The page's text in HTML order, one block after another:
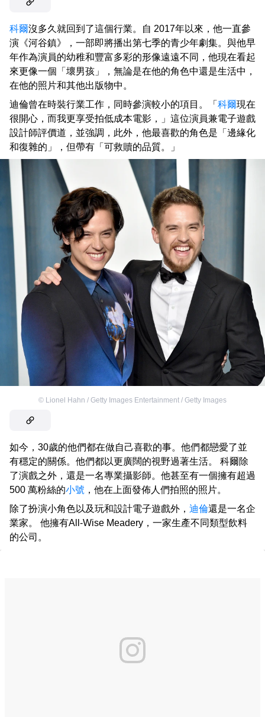
科爾沒多久就回到了這個行業。自 2017年以來，他一直參
演《河谷鎮》，一部即將播出第七季的青少年劇集。與他早
年作為演員的幼稚和豐富多彩的形像遠遠不同，他現在看起
來更像一個「壞男孩」，無論是在他的角色中還是生活中，
在他的照片和其他出版物中。
迪倫曾在時裝行業工作，同時參演較小的項目。「 科爾現在
很開心，而我更享受拍低成本電影，」這位演員兼電子遊戲
設計師評價道，並強調，此外，他最喜歡的角色是「邊緣化
和復雜的」，但帶有「可救贖的品質。」
© Lionel Hahn / Getty Images Entertainment / Getty Images
如今，30歲的他們都在做自己喜歡的事。他們都戀愛了並
有穩定的關係。他們都以更廣闊的視野過著生活。 科爾除
了演戲之外，還是一名專業攝影師。他甚至有一個擁有超過
500 萬粉絲的小號 ，他在上面發佈人們拍照的照片。
除了扮演小角色以及玩和設計電子遊戲外， 迪倫還是一名企
業家。 他擁有All-Wise Meadery，一家生產不同類型飲料
的公司。